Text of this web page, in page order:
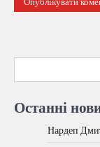
Останні
Нардеп